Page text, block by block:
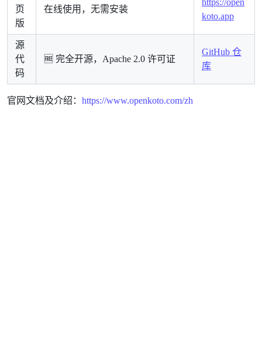
页
版
在线使用，无需安装
koto.app
源
代
码
🆓 完全开源，Apache 2.0 许可证
GitHub 仓
库
官网文档及介绍： https://www.openkoto.com/zh